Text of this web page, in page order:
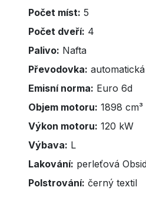
Počet míst: 5
Počet dveří: 4
Palivo: Nafta
Převodovka:
Emisní norma: Euro 6d
Objem motoru: 1898 cm³
Výkon motoru: 120 kW
Výbava: L
Lakování: perleťová
Polstrování: černý textil